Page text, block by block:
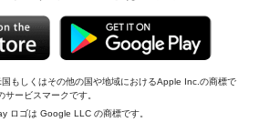
もしくはその他の国や地域におけるApple Inc.の商標で
ービスマークです。
ロゴは Google LLC の商標です。